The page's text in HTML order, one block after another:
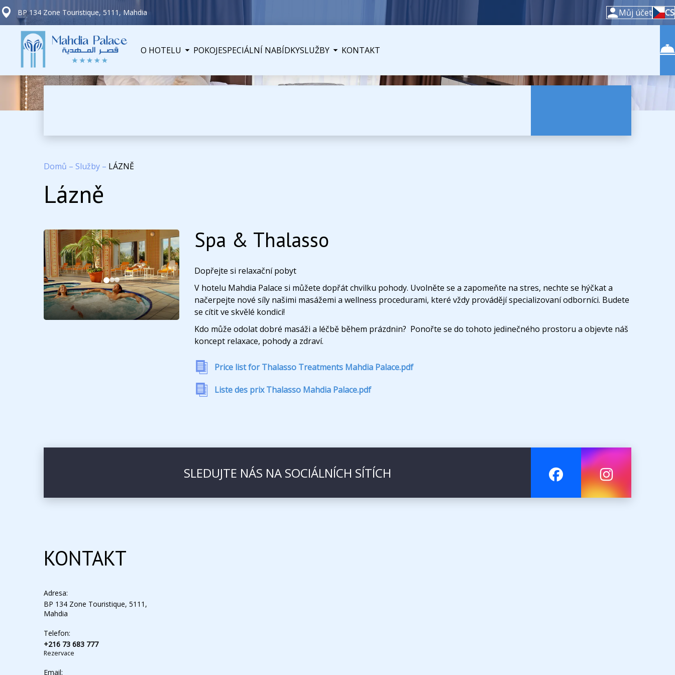
BP 134 Zone Touristique, 5111, Mahdia Můj účet CS
O HOTELU POKOJESPECIÁLNÍ NABÍDKYSLUŽBY KONTAKT
Domů – Služby – LÁZNĚ
Lázně
Spa & Thalasso
Dopřejte si relaxační pobyt
V hotelu Mahdia Palace si můžete dopřát chvilku pohody. Uvolněte se a zapomeňte na stres, nechte se hýčkat a
načerpejte nové síly našimi masážemi a wellness procedurami, které vždy provádějí specializovaní odborníci. Budete
se cítit ve skvělé kondici!
Kdo může odolat dobré masáži a léčbě během prázdnin? Ponořte se do tohoto jedinečného prostoru a objevte náš
koncept relaxace, pohody a zdraví.
Price list for Thalasso Treatments Mahdia Palace.pdf
Liste des prix Thalasso Mahdia Palace.pdf
SLEDUJTE NÁS NA SOCIÁLNÍCH SÍTÍCH
KONTAKT
Adresa:
BP 134 Zone Touristique, 5111,
Mahdia
Telefon:
+216 73 683 777
Rezervace
Email: